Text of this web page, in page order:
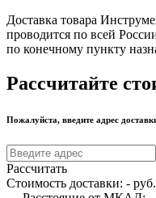
Доставка товара
проводится по всей
по конечному пункту
Рассчитайте
Пожалуйста, введите адрес
Рассчитать
Стоимость доставки: - руб.